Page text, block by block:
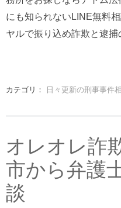
にも知られないLINE無料
ヤルで振り込め詐欺と逮捕
カテゴリ： 日々更新の刑事事件
オレオレ詐
市から弁護
談